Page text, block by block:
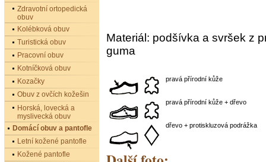
Materiál: podšívka a svršek z
guma
pravá přírodní kůže
pravá přírodní kůže + dřevo
dřevo + protiskluzová podrážka
Zdravotní ortopedická
obuv
Kolébková obuv
Turistická obuv
Pracovní obuv
Kotníčková obuv
Kozačky
Obuv z ovčích kožešin
Horská, lovecká a
myslivecká obuv
Domácí obuv a pantofle
Letní kožené pantofle
Kožené pantofle